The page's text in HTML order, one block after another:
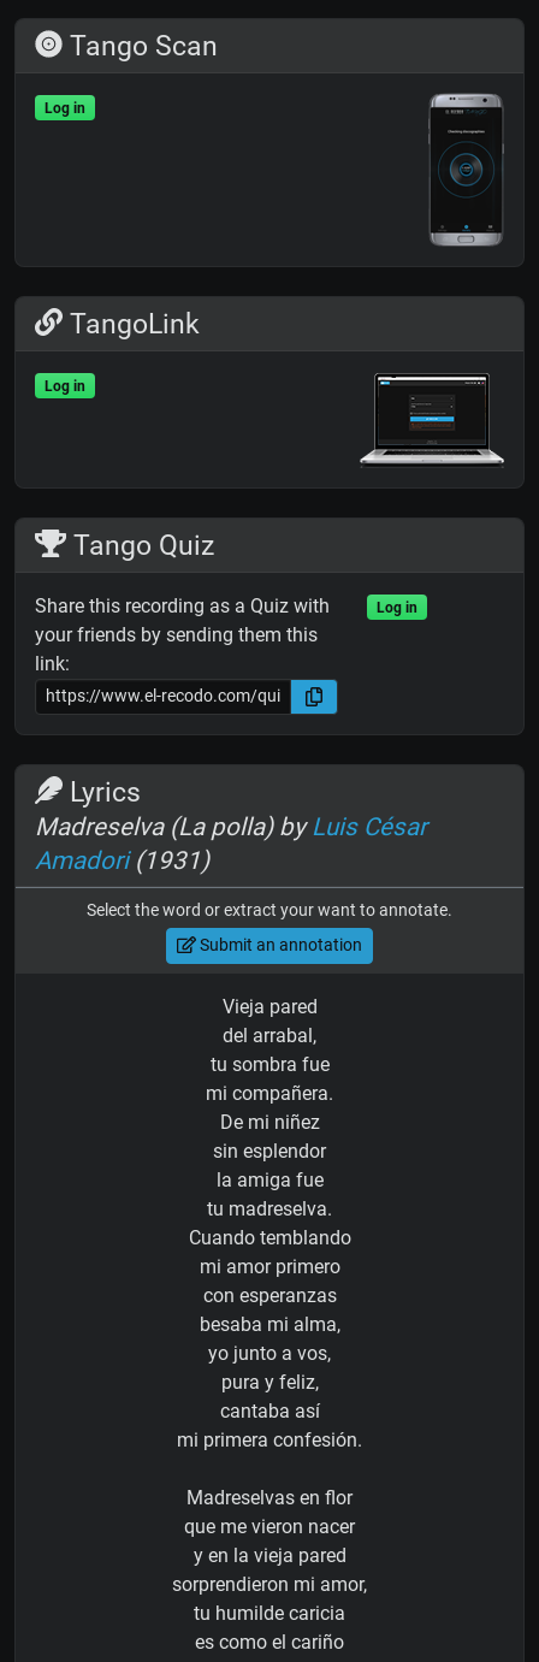
Tango Scan
Log in
TangoLink
Log in
Tango Quiz
Share this recording as a Quiz with
your friends by sending them this
link:
Log in
Lyrics
Madreselva (La polla) by Luis César
Amadori(1931)
Select the word or extract your want to annotate.
Submit an annotation
Vieja pared
del arrabal,
tu sombra fue
mi compañera.
De mi niñez
sin esplendor
la amiga fue
tu madreselva.
Cuando temblando
mi amor primero
con esperanzas
besaba mi alma,
yo junto a vos,
pura y feliz,
cantaba así
mi primera confesión.
Madreselvas en flor
que me vieron nacer
y en la vieja pared
sorprendieron mi amor,
tu humilde caricia
es como el cariño